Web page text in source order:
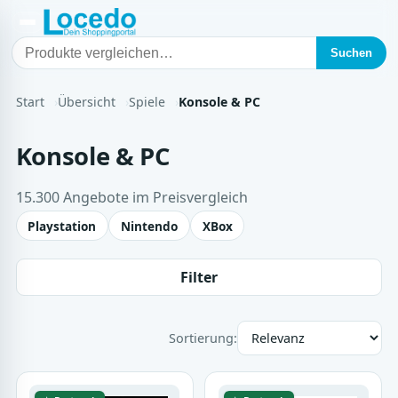
Suchen
Start Übersicht Spiele Konsole & PC
Konsole & PC
15.300 Angebote im Preisvergleich
Playstation Nintendo XBox
Filter
Sortierung: